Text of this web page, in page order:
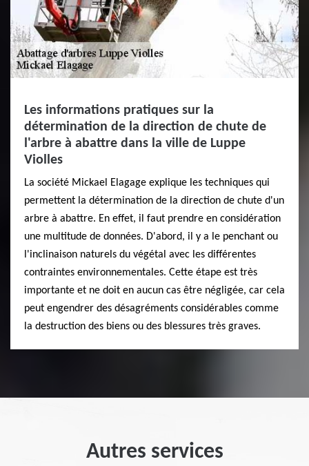
Les informations pratiques sur la
détermination de la direction de chute de
l'arbre à abattre dans la ville de Luppe
Violles
La société Mickael Elagage explique les techniques qui
permettent la détermination de la direction de chute d'un
arbre à abattre. En effet, il faut prendre en considération
une multitude de données. D'abord, il y a le penchant ou
l'inclinaison naturels du végétal avec les différentes
contraintes environnementales. Cette étape est très
importante et ne doit en aucun cas être négligée, car cela
peut engendrer des désagréments considérables comme
la destruction des biens ou des blessures très graves.
Autres services